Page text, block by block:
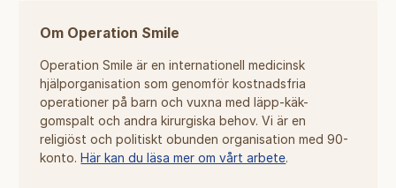
Om Operation Smile
Operation Smile är en internationell medicinsk
hjälporganisation som genomför kostnadsfria
operationer på barn och vuxna med läpp-käk-
gomspalt och andra kirurgiska behov. Vi är en
religiöst och politiskt obunden organisation med 90-
konto. Här kan du läsa mer om vårt arbete.